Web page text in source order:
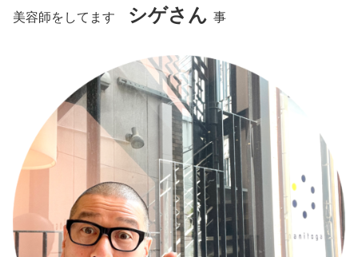
美容師をしてます シゲさん 事